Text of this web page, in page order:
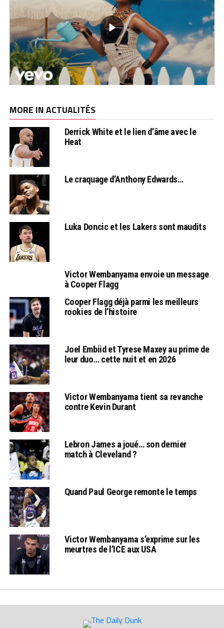
MORE IN ACTUALITÉS
Derrick White et le lien d’âme avec le
Heat
Le craquage d’Anthony Edwards…
Luka Doncic et les Lakers sont maudits
Victor Wembanyama envoie un message
à Cooper Flagg
Cooper Flagg déjà parmi les meilleurs
rookies de l’histoire
Joel Embiid et Tyrese Maxey au prime de
leur duo… cette nuit et en 2026
Victor Wembanyama tient sa revanche
contre Kevin Durant
Lebron James a joué… son dernier
match à Cleveland ?
Quand Paul George remonte le temps
Victor Wembanyama s’exprime sur les
meurtres de l’ICE aux USA